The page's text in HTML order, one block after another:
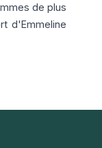
de plus
d'Emmeline